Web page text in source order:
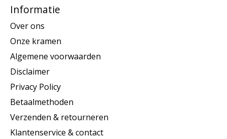
Informatie
Over ons
Onze kramen
Algemene voorwaarden
Disclaimer
Privacy Policy
Betaalmethoden
Verzenden & retourneren
Klantenservice & contact